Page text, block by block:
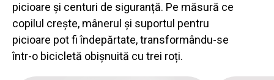
picioare și centuri de siguranță. Pe măsură ce
copilul crește, mânerul și suportul pentru
picioare pot fi îndepărtate, transformându-se
într-o bicicletă obișnuită cu trei roți.